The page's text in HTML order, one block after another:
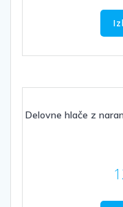
Delovne hlače z